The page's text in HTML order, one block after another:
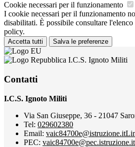
Cookie necessari per il funzionamento
I cookie necessari per il funzionamento
disabilitati. È possibile consultare
policy.
Accetta tutti Salva le preferenze
I.C.S. Ignoto Militi
Contatti
I.C.S. Ignoto Militi
Via San Giuseppe, 36 - 21047
Tel: 029602380
Email: vaic84700e@istruzione.it
PEC: vaic84700e@pec.istruzione.it